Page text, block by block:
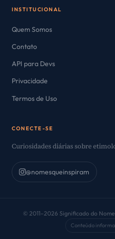
INSTITUCIONAL
Quem Somos
Contato
API para Devs
Privacidade
Termos de Uso
CONECTE-SE
Curiosidades diárias sobre
@nomesqueinspiram
© 2011–2026 Significado do
Conteúdo